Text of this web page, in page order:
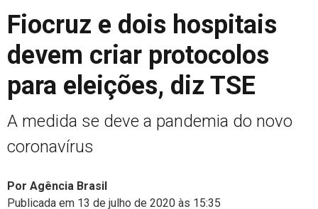
Fiocruz e dois hospitais
devem criar protocolos
para eleições, diz TSE
A medida se deve a pandemia do novo
coronavírus
Por Agência Brasil
Publicada em 13 de julho de 2020 às 15:35